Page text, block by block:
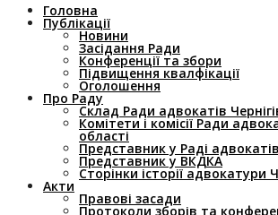
Головна
Публікації
Новини
Засідання Ради
Конференції та збори
Підвищення квалфікації
Оголошення
Про Раду
Склад Ради адвокатів
Комітети і комісії Ради
області
Представник у Раді
Представник у ВКДКА
Сторінки історії адвокатури
Акти
Правові засади
Протоколи зборів та